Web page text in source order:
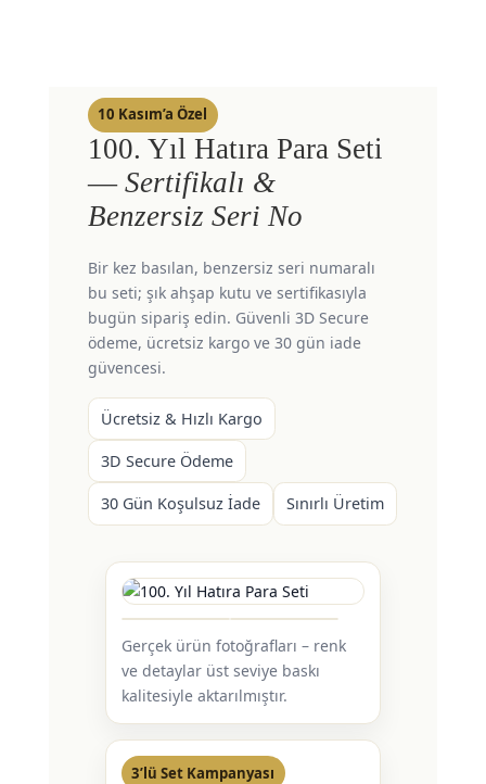
10 Kasım’a Özel
100. Yıl Hatıra Para Seti
— Sertifikalı &
Benzersiz Seri No
Bir kez basılan, benzersiz seri numaralı
bu seti; şık ahşap kutu ve sertifikasıyla
bugün sipariş edin. Güvenli 3D Secure
ödeme, ücretsiz kargo ve 30 gün iade
güvencesi.
Ücretsiz & Hızlı Kargo
3D Secure Ödeme
30 Gün Koşulsuz İade Sınırlı Üretim
Gerçek ürün fotoğrafları – renk
ve detaylar üst seviye baskı
kalitesiyle aktarılmıştır.
3’lü Set Kampanyası